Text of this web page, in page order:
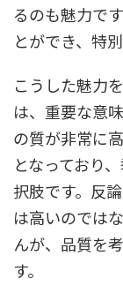
るのも魅力で
とができ、特
こうした魅力
は、重要な意
の質が非常に
となっており
択肢です。反
は高いのでは
んが、品質を
す。